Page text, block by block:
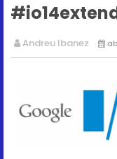
Andreu Ibanez